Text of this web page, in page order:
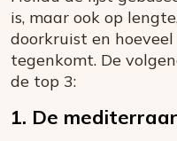
is, maar ook op
doorkruist en hoeveel
tegenkomt. De
de top 3:
1. De